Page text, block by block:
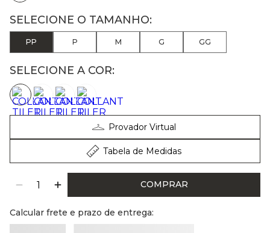
PP P M G GG
SELECIONE A COR:
Provador Virtual
Tabela de Medidas
COMPRAR
Calcular frete e prazo de entrega: